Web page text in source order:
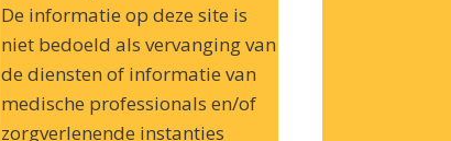
De informatie op deze site is
niet bedoeld als vervanging van
de diensten of informatie van
medische professionals en/of
zorgverlenende instanties